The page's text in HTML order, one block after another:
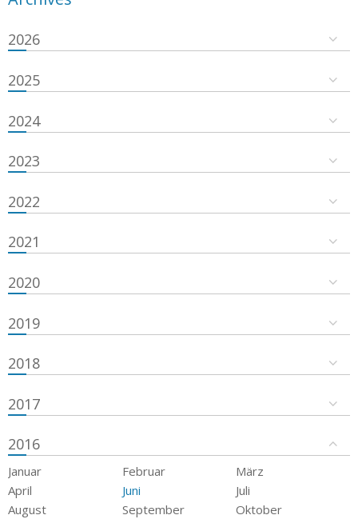
2026
2025
2024
2023
2022
2021
2020
2019
2018
2017
2016
Januar Februar
März
April
Juni
Juli
August
September
Oktober